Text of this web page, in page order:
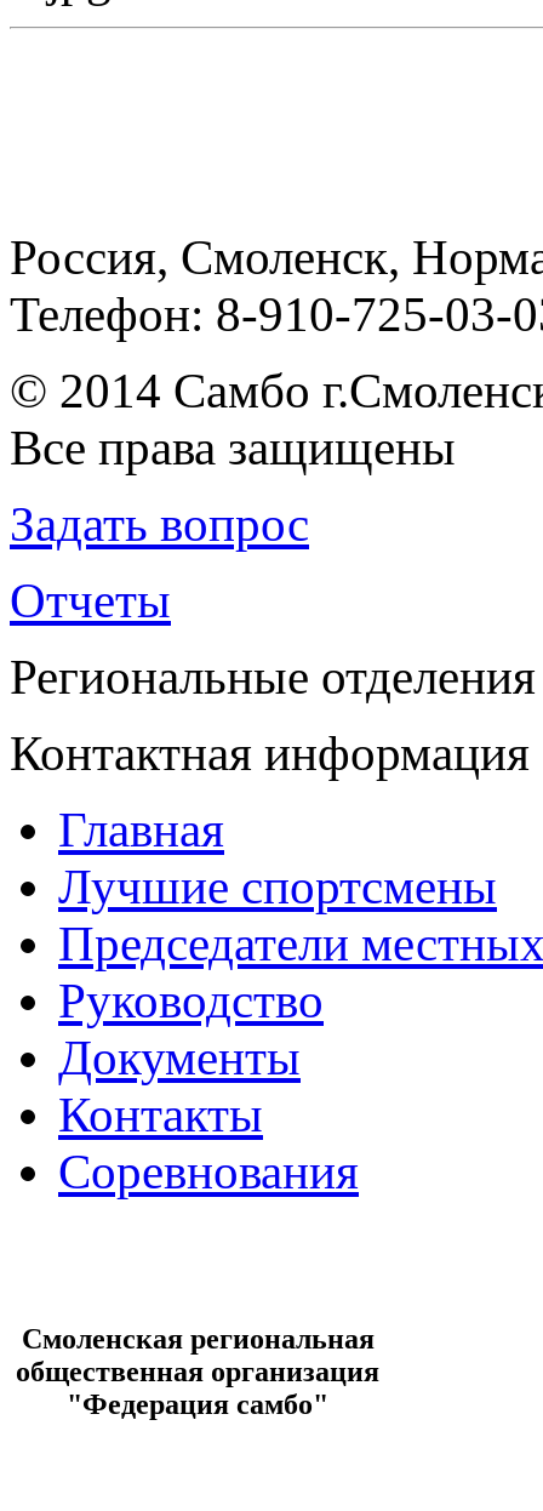
Россия, Смоленск,
Телефон: 8-910-725-03-
© 2014 Cамбо
Все права защищены
Задать вопрос
Отчеты
Региональные отделения
Контактная информация
Главная
Лучшие спортсмены
Председатели
Руководство
Документы
Контакты
Соревнования
Смоленская региональная
общественная организация
"Федерация самбо"